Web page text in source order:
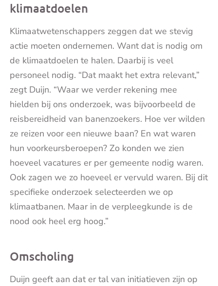
klimaatdoelen
Klimaatwetenschappers zeggen dat we stevig
actie moeten ondernemen. Want dat is nodig om
de klimaatdoelen te halen. Daarbij is veel
personeel nodig. “Dat maakt het extra relevant,”
zegt Duijn. “Waar we verder rekening mee
hielden bij ons onderzoek, was bijvoorbeeld de
reisbereidheid van banenzoekers. Hoe ver wilden
ze reizen voor een nieuwe baan? En wat waren
hun voorkeursberoepen? Zo konden we zien
hoeveel vacatures er per gemeente nodig waren.
Ook zagen we zo hoeveel er vervuld waren. Bij dit
specifieke onderzoek selecteerden we op
klimaatbanen. Maar in de verpleegkunde is de
nood ook heel erg hoog.”
Omscholing
Duijn geeft aan dat er tal van initiatieven zijn op